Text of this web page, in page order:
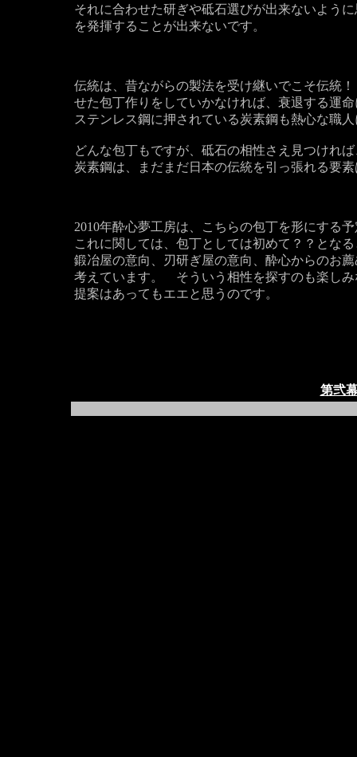
それに合わせた研ぎや砥石選びが出来ないよう
を発揮することが出来ないです。
伝統は、昔ながらの製法を受け継いでこそ伝統
せた包丁作りをしていかなければ、衰退する運
ステンレス鋼に押されている炭素鋼も熱心な職
どんな包丁もですが、砥石の相性さえ見つけれ
炭素鋼は、まだまだ日本の伝統を引っ張れる要
2010年酔心夢工房は、こちらの包丁を形にする
これに関しては、包丁としては初めて？？とな
鍛冶屋の意向、刃研ぎ屋の意向、酔心からのお
考えています。 そういう相性を探すのも楽し
提案はあってもエエと思うのです。
第弐